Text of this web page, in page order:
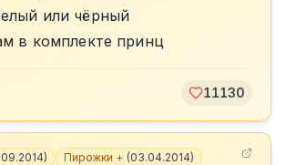
или чёрный
в комплекте принц
11130
) Пирожки + (03.04.2014)